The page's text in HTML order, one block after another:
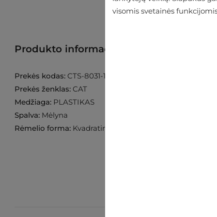
Produkto informacija
Prekės kodas: CTS-8031-106P
Prekės ženklas: CAT
Medžiaga: PLASTIKAS
Spalva: Mėlyna
Rėmelio forma: Kvadratinė
visomis svetainės